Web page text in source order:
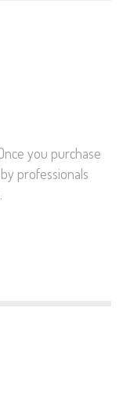
you purchase
professionals